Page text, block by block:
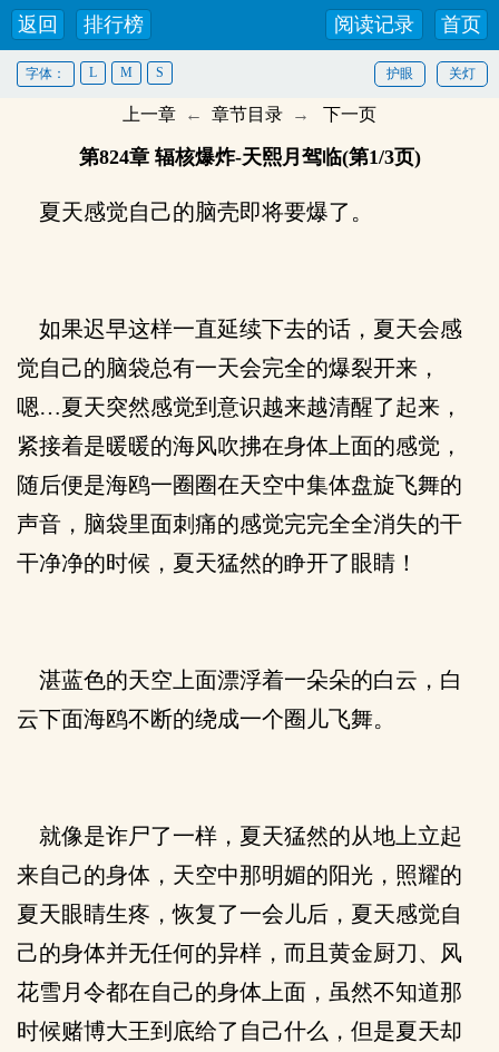
返回 排行榜 首页
阅读记录
关灯
护眼
字体： L M S
上一章 ← 章节目录 → 下一页
第824章 辐核爆炸-天熙月驾临(第1/3页)
夏天感觉自己的脑壳即将要爆了。
如果迟早这样一直延续下去的话，夏天会感
觉自己的脑袋总有一天会完全的爆裂开来，
嗯…夏天突然感觉到意识越来越清醒了起来，
紧接着是暖暖的海风吹拂在身体上面的感觉，
随后便是海鸥一圈圈在天空中集体盘旋飞舞的
声音，脑袋里面刺痛的感觉完完全全消失的干
干净净的时候，夏天猛然的睁开了眼睛！
湛蓝色的天空上面漂浮着一朵朵的白云，白
云下面海鸥不断的绕成一个圈儿飞舞。
就像是诈尸了一样，夏天猛然的从地上立起
来自己的身体，天空中那明媚的阳光，照耀的
夏天眼睛生疼，恢复了一会儿后，夏天感觉自
己的身体并无任何的异样，而且黄金厨刀、风
花雪月令都在自己的身体上面，虽然不知道那
时候赌博大王到底给了自己什么，但是夏天却